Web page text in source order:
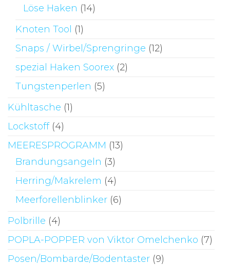
Löse Haken (14)
Knoten Tool (1)
Snaps / Wirbel/Sprengringe (12)
spezial Haken Soorex (2)
Tungstenperlen (5)
Kühltasche (1)
Lockstoff (4)
MEERESPROGRAMM (13)
Brandungsangeln (3)
Herring/Makrelem (4)
Meerforellenblinker (6)
Polbrille (4)
POPLA-POPPER von Viktor Omelchenko (7)
Posen/Bombarde/Bodentaster (9)